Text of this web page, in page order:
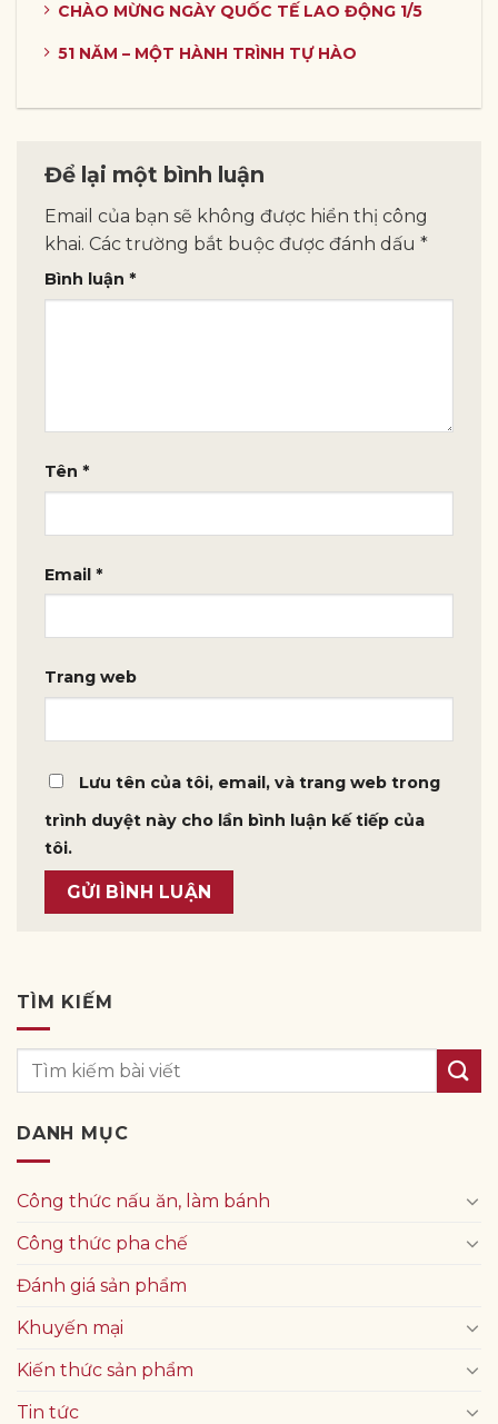
CHÀO MỪNG NGÀY QUỐC TẾ LAO ĐỘNG 1/5
51 NĂM – MỘT HÀNH TRÌNH TỰ HÀO
Để lại một bình luận
Email của bạn sẽ không được hiển thị công
khai. Các trường bắt buộc được đánh dấu *
Bình luận *
Tên *
Email *
Trang web
Lưu tên của tôi, email, và trang web trong
trình duyệt này cho lần bình luận kế tiếp của
tôi.
TÌM KIẾM
DANH MỤC
Công thức nấu ăn, làm bánh
Công thức pha chế
Đánh giá sản phẩm
Khuyến mại
Kiến thức sản phẩm
Tin tức